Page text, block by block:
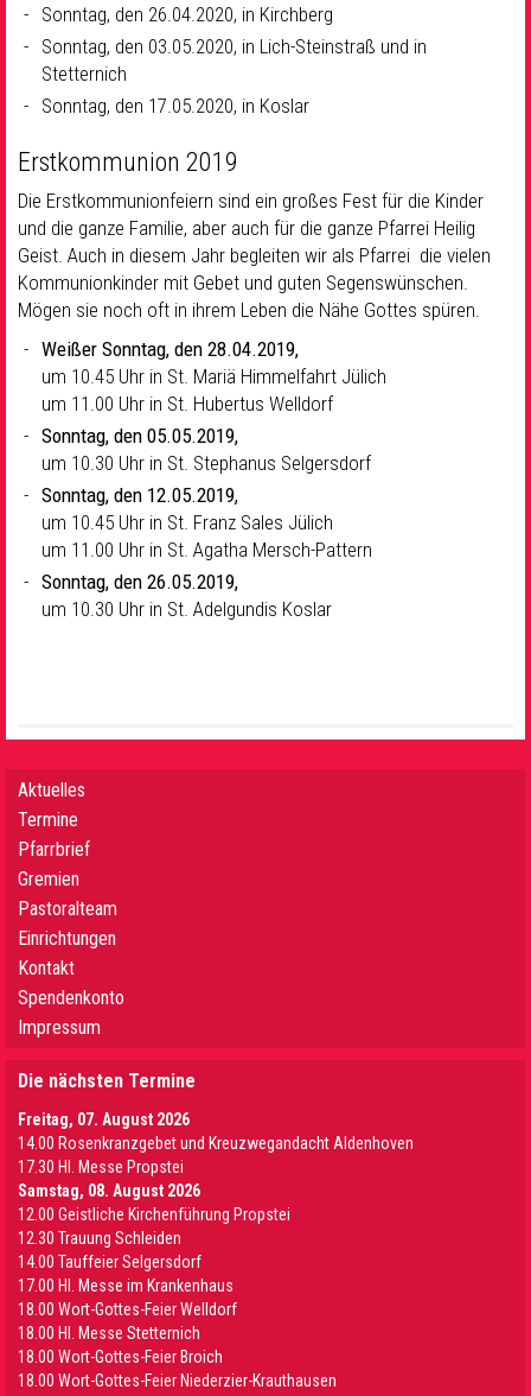
Sonntag, den 26.04.2020, in Kirchberg
Sonntag, den 03.05.2020, in Lich-Steinstraß und in
Stetternich
Sonntag, den 17.05.2020, in Koslar
Erstkommunion 2019
Die Erstkommunionfeiern sind ein großes Fest für die Kinder
und die ganze Familie, aber auch für die ganze Pfarrei Heilig
Geist. Auch in diesem Jahr begleiten wir als Pfarrei die vielen
Kommunionkinder mit Gebet und guten Segenswünschen.
Mögen sie noch oft in ihrem Leben die Nähe Gottes spüren.
Weißer Sonntag, den 28.04.2019,
um 10.45 Uhr in St. Mariä Himmelfahrt Jülich
um 11.00 Uhr in St. Hubertus Welldorf
Sonntag, den 05.05.2019,
um 10.30 Uhr in St. Stephanus Selgersdorf
Sonntag, den 12.05.2019,
um 10.45 Uhr in St. Franz Sales Jülich
um 11.00 Uhr in St. Agatha Mersch-Pattern
Sonntag, den 26.05.2019,
um 10.30 Uhr in St. Adelgundis Koslar
Aktuelles
Termine
Pfarrbrief
Gremien
Pastoralteam
Einrichtungen
Kontakt
Spendenkonto
Impressum
Die nächsten Termine
Freitag, 07. August 2026
14.00 Rosenkranzgebet und Kreuzwegandacht Aldenhoven
17.30 Hl. Messe Propstei
Samstag, 08. August 2026
12.00 Geistliche Kirchenführung Propstei
12.30 Trauung Schleiden
14.00 Tauffeier Selgersdorf
17.00 Hl. Messe im Krankenhaus
18.00 Wort-Gottes-Feier Welldorf
18.00 Hl. Messe Stetternich
18.00 Wort-Gottes-Feier Broich
18.00 Wort-Gottes-Feier Niederzier-Krauthausen